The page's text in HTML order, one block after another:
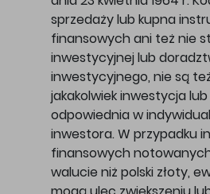
sprzedaży lub kupna
finansowych ani też nie
inwestycyjnej lub
inwestycyjnego, nie są
jakakolwiek inwestycja
odpowiednia w
inwestora. W przypadku
finansowych
walucie niż polski złoty,